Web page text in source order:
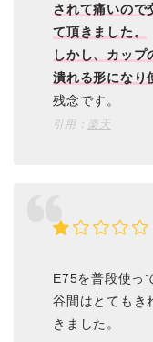
されて痛いので
て頂きました。
しかし、カップ
潰れる形になり
残念です。
引用： 楽天
E75を普段使っ
谷間はとてもき
きました。